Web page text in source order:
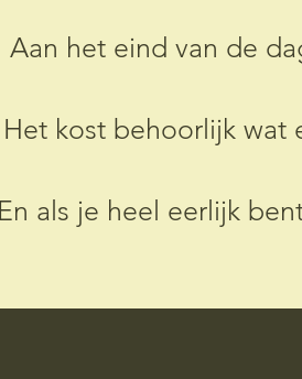
het eind van de
kost behoorlijk wat
als je heel eerlijk